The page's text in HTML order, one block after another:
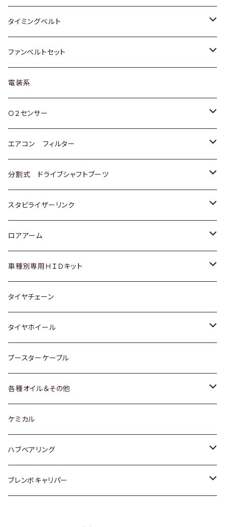
三菱
スバル
日野
クライスラー
ダイハツ
マツダ
三菱
スバル
ホンダ
マツダ
スズキ
ダイハツ
マツダ
三菱
スバル
ホンダ
スズキ
日産
ダイハツ
マツダ
三菱
スバル
タイミングベルト
トヨタ
スズキ
ダイハツ
三菱
スバル
ファンベルトセット
トヨタ
ホンダ
スズキ
日産
いすゞ
ダイハツ
マツダ
三菱
スバル
レクサス
電装系
Ｏ２センサー
トヨタ
ホンダ
スズキ
日産
ダイハツ
マツダ
三菱
スバル
エアコン フィルター
トヨタ
ホンダ
スズキ
日産
いすゞ
ダイハツ
マツダ
三菱
スバル
分割式 ドライブシャフトブーツ
トヨタ
ホンダ
スズキ
日産
ダイハツ
スバル
スタビライザーリンク
トヨタ
ホンダ
スズキ
日産
ダイハツ
マツダ
ロアアーム
ホンダ
スズキ
日産
ダイハツ
マツダ
スバル
車種別専用ＨＩＤキット
トヨタ
マツダ
タイヤチェーン
タイヤホイール
トヨタ
ホンダ
スズキ
日産
ダイハツ
ブースターケーブル
各種オイル＆その他
ディーデル洗浄添加剤
ケミカル
ハブベアリング
トヨタ
ブレンボキャリパー